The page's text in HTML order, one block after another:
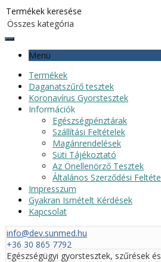
Menü
Termékek
Daganatszűrő tesztek
Koronavírus Gyorstesztek
Információk
Egészségpénztárak
Szállítási Feltételek
Magánrendelések
Süti Tájékoztató
Az Önellenörző Tesztek
Általános Szerződési
Impresszum
Gyakran Ismételt Kérdések
Kapcsolat
info@dev.sunmed.hu
+36 30 865 7792
Egészségügyi gyorstesztek, szűrések